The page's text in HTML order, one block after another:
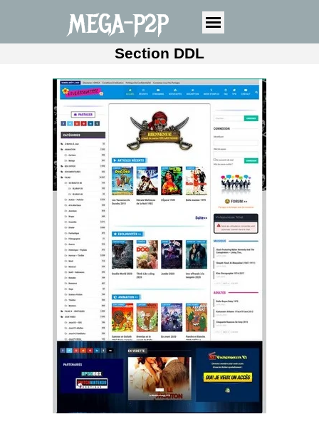
MEGA-P2P
Section DDL